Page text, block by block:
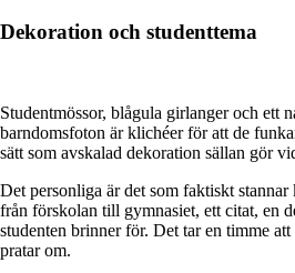
Dekoration och studenttema
Studentmössor, blågula girlanger och ett
barndomsfoton är klichéer för att de
sätt som avskalad dekoration sällan gör
Det personliga är det som faktiskt
från förskolan till gymnasiet, ett citat, en
studenten brinner för. Det tar en timme att
pratar om.